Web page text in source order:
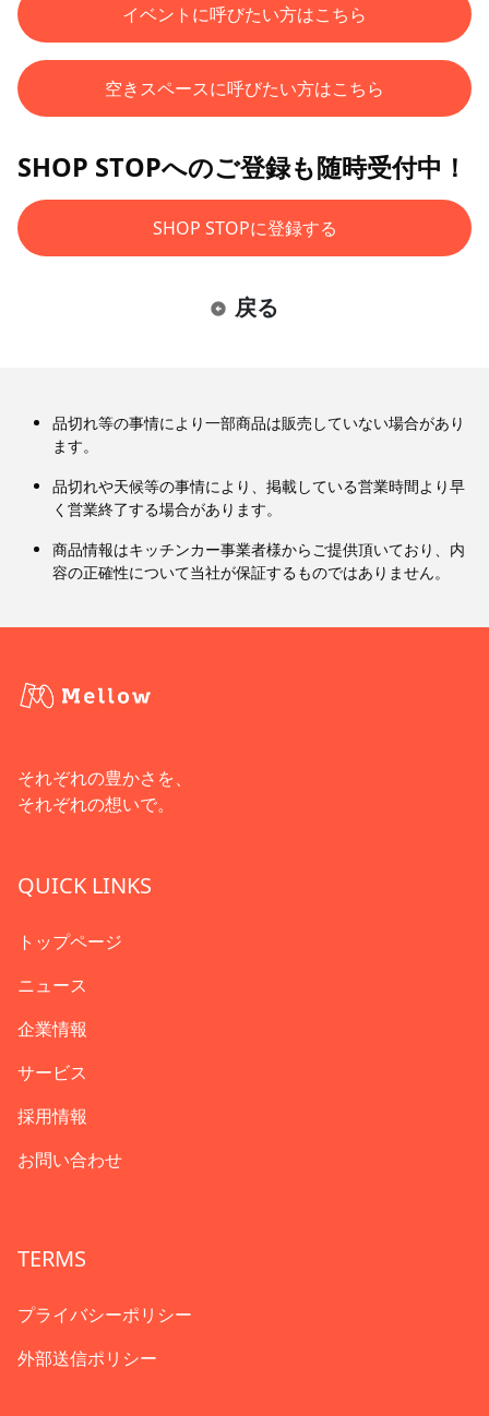
イベントに呼びたい方はこちら
空きスペースに呼びたい方はこちら
SHOP STOPへのご登録も随時受付中！
SHOP STOPに登録する
戻る
品切れ等の事情により一部商品は販売していない場合があり
ます。
品切れや天候等の事情により、掲載している営業時間より早
く営業終了する場合があります。
商品情報はキッチンカー事業者様からご提供頂いており、内
容の正確性について当社が保証するものではありません。
それぞれの豊かさを、
それぞれの想いで。
QUICK LINKS
トップページ
ニュース
企業情報
サービス
採用情報
お問い合わせ
TERMS
プライバシーポリシー
外部送信ポリシー